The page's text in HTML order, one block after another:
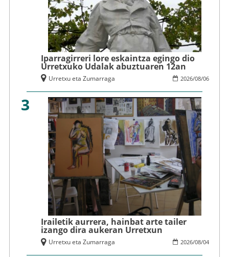
Iparragirreri lore eskaintza egingo dio
Urretxuko Udalak abuztuaren 12an
2026/08/06
Urretxu eta Zumarraga
3
Irailetik aurrera, hainbat arte tailer
izango dira aukeran Urretxun
2026/08/04
Urretxu eta Zumarraga